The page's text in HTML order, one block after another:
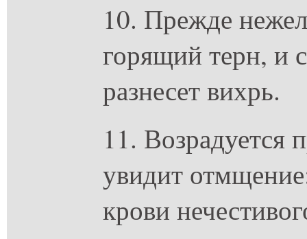
10. Прежде
горящий терн, и
разнесет вихрь.
11. Возрадуется
увидит
крови